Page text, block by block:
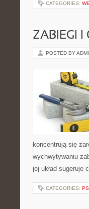
CATEGORIES:
ZABIEGI I
POSTED BY
koncentrują się
wychwytywaniu
jej układ sugeruje
CATEGORIES: